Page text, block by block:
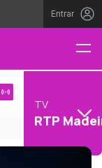
Entrar
TV
RTP